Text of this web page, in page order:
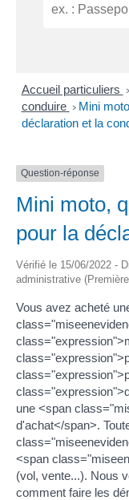
Accueil particuliers >
conduire > Mini
déclaration et la
Question-réponse
Mini moto,
pour la
Vérifié le 15/06/2022 -
administrative
Vous avez acheté
une <span
d'achat</span>.
<span
(vol, vente...). Nous
comment faire les